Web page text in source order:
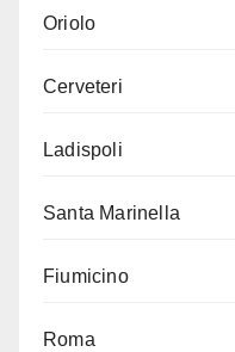
Oriolo
Cerveteri
Ladispoli
Santa Marinella
Fiumicino
Roma